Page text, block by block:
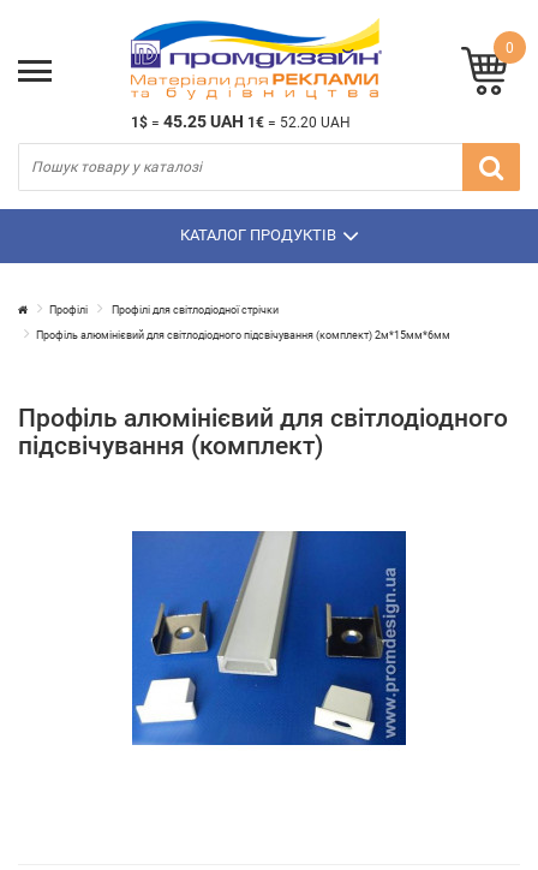
1$ = 45.25 UAH 1€ = 52.20 UAH
0
КАТАЛОГ ПРОДУКТІВ
Профілі Профілі для світлодіодної стрічки
Профіль алюмінієвий для світлодіодного підсвічування (комплект) 2м*15мм*6мм
Профіль алюмінієвий для світлодіодного
підсвічування (комплект)